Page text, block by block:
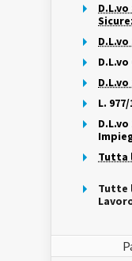
L.
Tutta
Tutte